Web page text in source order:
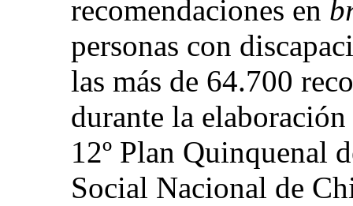
recomendaciones en
personas con
las más de 64.700
durante la
12º Plan Quinquenal
Social Nacional de